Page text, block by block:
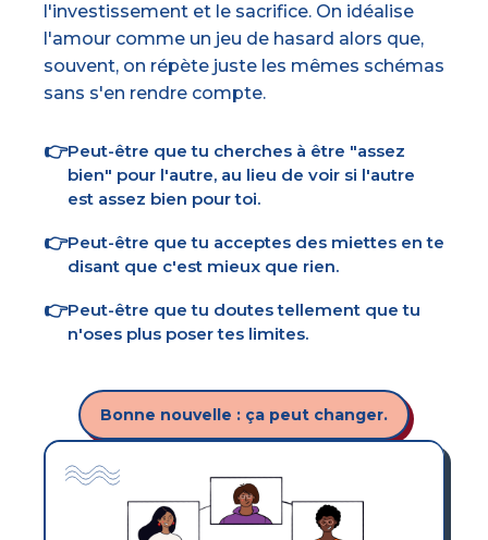
l'investissement et le sacrifice. On idéalise
l'amour comme un jeu de hasard alors que,
souvent, on répète juste les mêmes schémas
sans s'en rendre compte.
👉Peut-être que tu cherches à être "assez
bien" pour l'autre, au lieu de voir si l'autre
est assez bien pour toi.
👉Peut-être que tu acceptes des miettes en te
disant que c'est mieux que rien.
👉Peut-être que tu doutes tellement que tu
n'oses plus poser tes limites.
Bonne nouvelle : ça peut changer.